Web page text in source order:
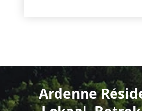
Ardenne